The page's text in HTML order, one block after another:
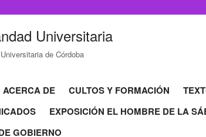
Universitaria
de Córdoba
ACERCA DE CULTOS Y FORMACIÓN
EXPOSICIÓN EL HOMBRE DE LA
GOBIERNO